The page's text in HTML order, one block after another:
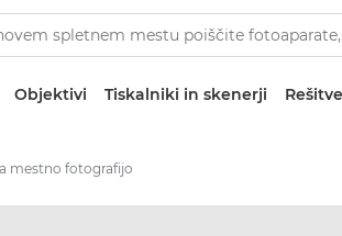
Objektivi Tiskalniki in skenerji
mestno fotografijo